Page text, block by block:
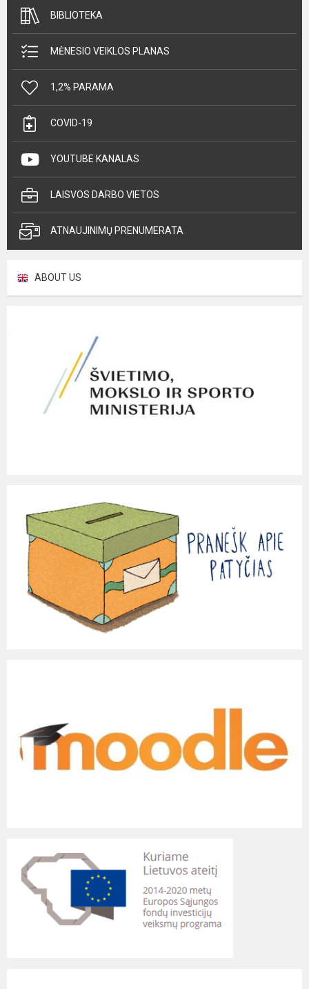
BIBLIOTEKA
MĖNESIO VEIKLOS PLANAS
1,2% PARAMA
COVID-19
YOUTUBE KANALAS
LAISVOS DARBO VIETOS
ATNAUJINIMŲ PRENUMERATA
ABOUT US